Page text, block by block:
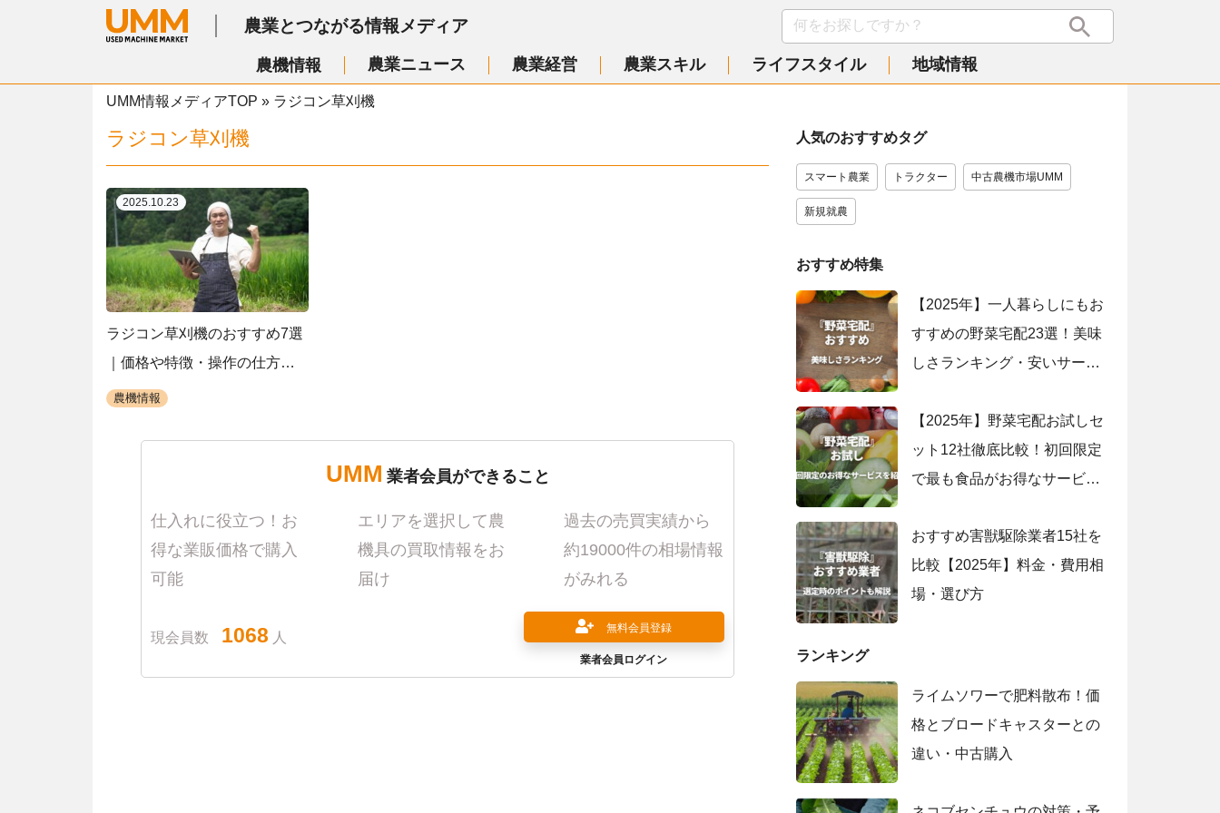
農業とつながる情報メディア
農機情報 農業ニュース 農業経営 農業スキル ライフスタイル 地域情報
UMM情報メディアTOP » ラジコン草刈機
ラジコン草刈機
2025.10.23
ラジコン草刈機のおすすめ7選
｜価格や特徴・操作の仕方も
解説！中古の買い方も
農機情報
UMM 業者会員ができること
仕入れに役立つ！お
得な業販価格で購入
可能
エリアを選択して農
機具の買取情報をお
届け
過去の売買実績から
約19000件の相場情報
がみれる
現会員数 1068 人
無料会員登録
業者会員ログイン
人気のおすすめタグ
スマート農業 トラクター 中古農機市場UMM
新規就農
おすすめ特集
【2025年】一人暮らしにもお
すすめの野菜宅配23選！美味
しさランキング・安いサービ
【2025年】野菜宅配お試しセ
ット12社徹底比較！初回限定
で最も食品がお得なサービス
おすすめ害獣駆除業者15社を
比較【2025年】料金・費用相
場・選び方
ランキング
ライムソワーで肥料散布！価
格とブロードキャスターとの
違い・中古購入